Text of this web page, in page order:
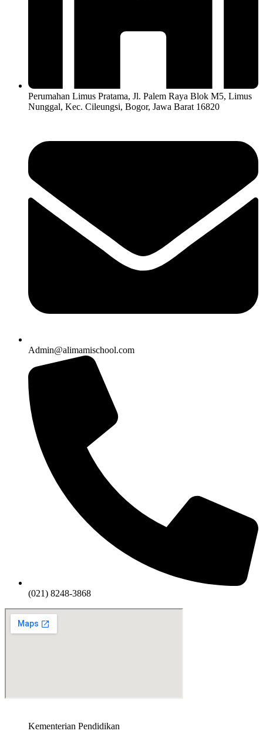
Perumahan Limus Pratama, Jl. Palem Raya Blok M5, Limus
Nunggal, Kec. Cileungsi, Bogor, Jawa Barat 16820
Admin@alimamischool.com
(021) 8248-3868
Kementerian Pendidikan